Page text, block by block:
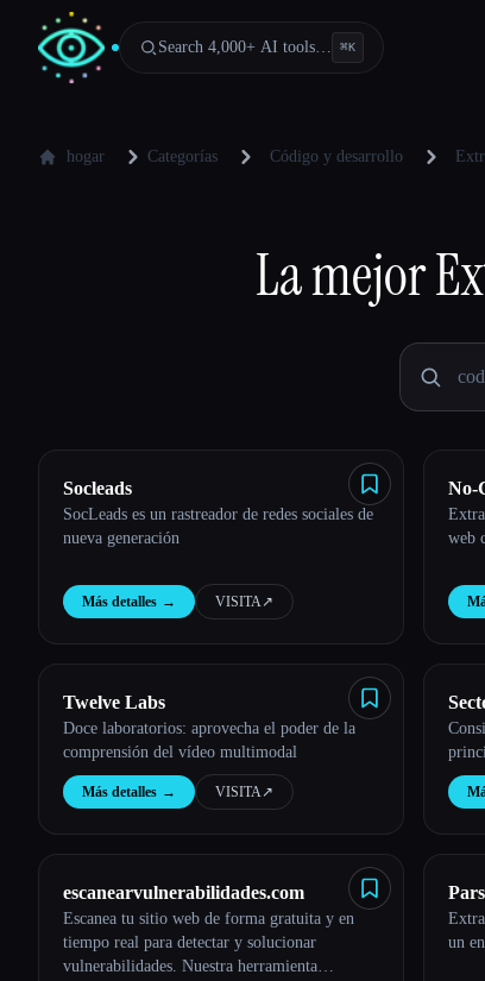
Search 4,000+ AI tools… ⌘K
hogar Categorías Código y desarrollo
La mejor
Socleads
SocLeads es un rastreador de redes sociales de
nueva generación
Más detalles → VISITA↗︎
No-
web
Twelve Labs
Doce laboratorios: aprovecha el poder de la
comprensión del vídeo multimodal
Más detalles → VISITA↗︎
escanearvulnerabilidades.com
Escanea tu sitio web de forma gratuita y en
tiempo real para detectar y solucionar
vulnerabilidades. Nuestra herramienta
un